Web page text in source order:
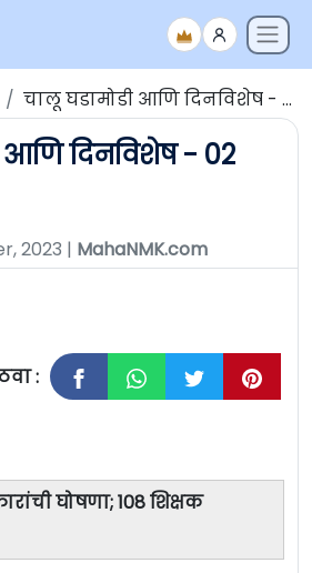
चालू घडामोडी आणि दिनविशेष - 02 सप्टेंबर 2023
आणि दिनविशेष - 02
2023 | MahaNMK.com
:
घोषणा; 108 शिक्षक